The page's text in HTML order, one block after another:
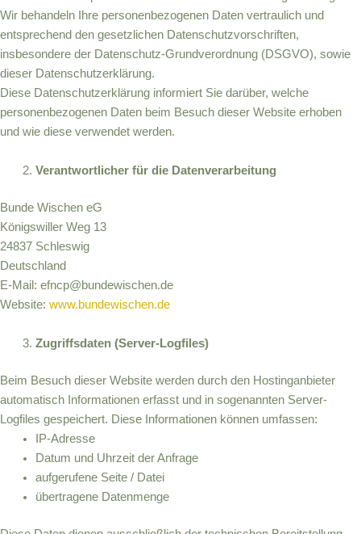
Wir behandeln Ihre personenbezogenen Daten vertraulich und
entsprechend den gesetzlichen Datenschutzvorschriften,
insbesondere der Datenschutz-Grundverordnung (DSGVO), sowie
dieser Datenschutzerklärung.
Diese Datenschutzerklärung informiert Sie darüber, welche
personenbezogenen Daten beim Besuch dieser Website erhoben
und wie diese verwendet werden.
Verantwortlicher für die Datenverarbeitung
Bunde Wischen eG
Königswiller Weg 13
24837 Schleswig
Deutschland
E-Mail: efncp@bundewischen.de
Website: www.bundewischen.de
Zugriffsdaten (Server-Logfiles)
Beim Besuch dieser Website werden durch den Hostinganbieter
automatisch Informationen erfasst und in sogenannten Server-
Logfiles gespeichert. Diese Informationen können umfassen:
IP-Adresse
Datum und Uhrzeit der Anfrage
aufgerufene Seite / Datei
übertragene Datenmenge